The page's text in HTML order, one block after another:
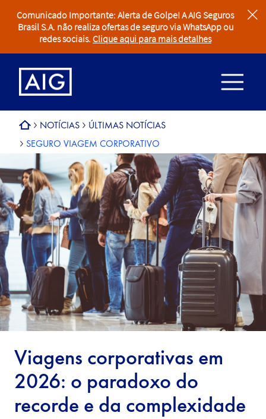
clear
Comunicado Importante: Alerta de Golpe! A AIG Seguros
Brasil S.A. não realiza ofertas de seguro via WhatsApp ou
redes sociais. Clique aqui para mais detalhes
NOTÍCIAS
ÚLTIMAS NOTÍCIAS
SEGURO VIAGEM CORPORATIVO
Viagens corporativas em
2026: o paradoxo do
recorde e da complexidade